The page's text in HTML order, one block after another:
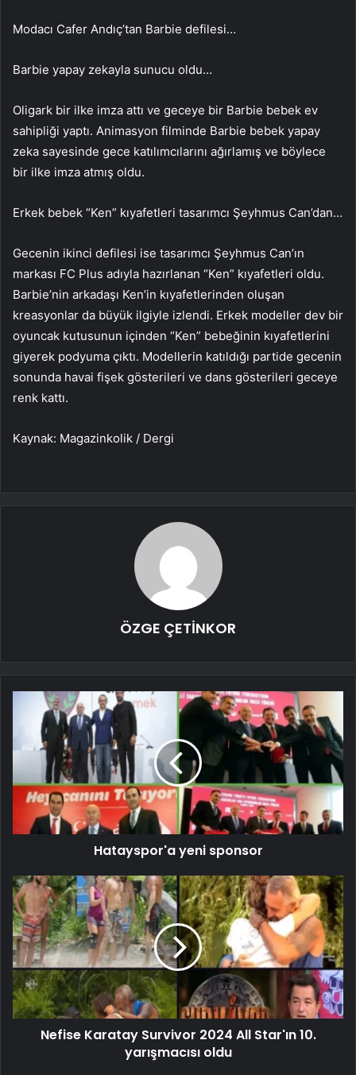
Modacı Cafer Andıç’tan Barbie defilesi…
Barbie yapay zekayla sunucu oldu…
Oligark bir ilke imza attı ve geceye bir Barbie bebek ev
sahipliği yaptı. Animasyon filminde Barbie bebek yapay
zeka sayesinde gece katılımcılarını ağırlamış ve böylece
bir ilke imza atmış oldu.
Erkek bebek “Ken” kıyafetleri tasarımcı Şeyhmus Can’dan…
Gecenin ikinci defilesi ise tasarımcı Şeyhmus Can’ın
markası FC Plus adıyla hazırlanan “Ken” kıyafetleri oldu.
Barbie’nin arkadaşı Ken’in kıyafetlerinden oluşan
kreasyonlar da büyük ilgiyle izlendi. Erkek modeller dev bir
oyuncak kutusunun içinden “Ken” bebeğinin kıyafetlerini
giyerek podyuma çıktı. Modellerin katıldığı partide gecenin
sonunda havai fişek gösterileri ve dans gösterileri geceye
renk kattı.
Kaynak: Magazinkolik / Dergi
ÖZGE ÇETİNKOR
Hatayspor'a yeni sponsor
Nefise Karatay Survivor 2024 All Star'ın 10.
yarışmacısı oldu